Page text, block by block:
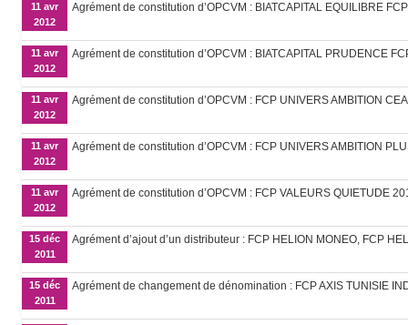
11 avr
2012
Agrément de constitution d’OPCVM : BIATCAPITAL EQUILIBRE FCP
11 avr
2012
Agrément de constitution d’OPCVM : BIATCAPITAL PRUDENCE
11 avr
2012
Agrément de constitution d’OPCVM : FCP UNIVERS AMBITION CEA
11 avr
2012
Agrément de constitution d’OPCVM : FCP UNIVERS AMBITION
11 avr
2012
Agrément de constitution d’OPCVM : FCP VALEURS QUIETUDE
15 déc
2011
Agrément d’ajout d’un distributeur : FCP HELION MONEO, FCP
15 déc
2011
Agrément de changement de dénomination : FCP AXIS TUNISIE